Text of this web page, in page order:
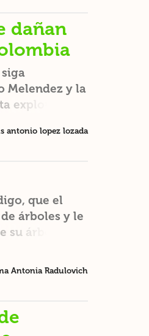
dañan
Melendez y la
explotación
se ven
antonio lopez lozada
que el
árboles y le
árbol. De
limpio el
tener dos
la falta de
Antonia Radulovich